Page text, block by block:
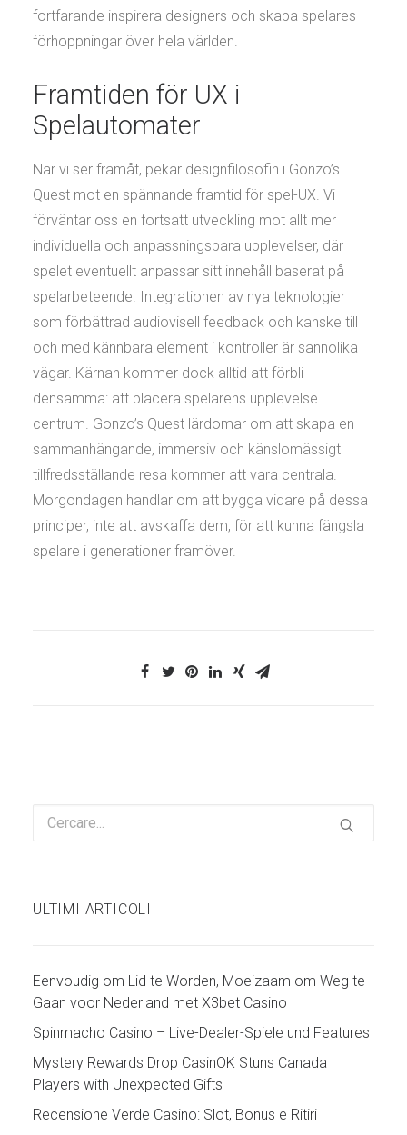
fortfarande inspirera designers och skapa spelares
förhoppningar över hela världen.
Framtiden för UX i
Spelautomater
När vi ser framåt, pekar designfilosofin i Gonzo’s
Quest mot en spännande framtid för spel-UX. Vi
förväntar oss en fortsatt utveckling mot allt mer
individuella och anpassningsbara upplevelser, där
spelet eventuellt anpassar sitt innehåll baserat på
spelarbeteende. Integrationen av nya teknologier
som förbättrad audiovisell feedback och kanske till
och med kännbara element i kontroller är sannolika
vägar. Kärnan kommer dock alltid att förbli
densamma: att placera spelarens upplevelse i
centrum. Gonzo’s Quest lärdomar om att skapa en
sammanhängande, immersiv och känslomässigt
tillfredsställande resa kommer att vara centrala.
Morgondagen handlar om att bygga vidare på dessa
principer, inte att avskaffa dem, för att kunna fängsla
spelare i generationer framöver.
ULTIMI ARTICOLI
Eenvoudig om Lid te Worden, Moeizaam om Weg te
Gaan voor Nederland met X3bet Casino
Spinmacho Casino – Live-Dealer-Spiele und Features
Mystery Rewards Drop CasinOK Stuns Canada
Players with Unexpected Gifts
Recensione Verde Casino: Slot, Bonus e Ritiri